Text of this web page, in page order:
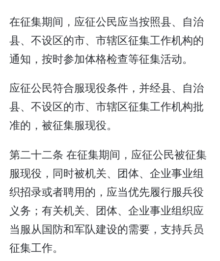
在征集期间，应征公民应当按照县、自治
县、不设区的市、市辖区征集工作机构的
通知，按时参加体格检查等征集活动。
应征公民符合服现役条件，并经县、自治
县、不设区的市、市辖区征集工作机构批
准的，被征集服现役。
第二十二条 在征集期间，应征公民被征集
服现役，同时被机关、团体、企业事业组
织招录或者聘用的，应当优先履行服兵役
义务；有关机关、团体、企业事业组织应
当服从国防和军队建设的需要，支持兵员
征集工作。